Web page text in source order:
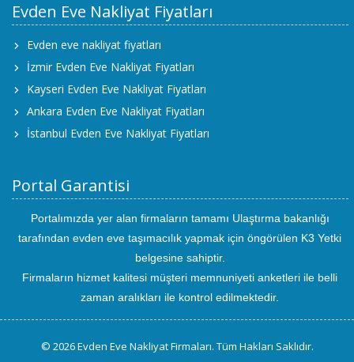
Evden Eve Nakliyat Fiyatları
Evden eve nakliyat fiyatları
İzmir Evden Eve Nakliyat Fiyatları
Kayseri Evden Eve Nakliyat Fiyatları
Ankara Evden Eve Nakliyat Fiyatları
İstanbul Evden Eve Nakliyat Fiyatları
Portal Garantisi
Portalımızda yer alan firmaların tamamı Ulaştırma bakanlığı
tarafından evden eve taşımacılık yapmak için öngörülen K3 Yetki
belgesine sahiptir.
Firmaların hizmet kalitesi müşteri memnuniyeti anketleri ile belli
zaman aralıkları ile kontrol edilmektedir.
© 2026 Evden Eve Nakliyat Firmaları. Tüm Hakları Saklıdır.